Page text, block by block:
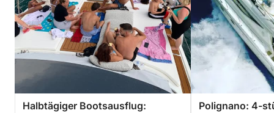
Halbtägiger Bootsausflug:
Polignano: 4-